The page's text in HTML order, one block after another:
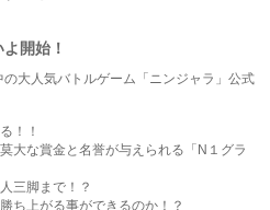
開始！
大人気バトルゲーム「ニンジャラ」公式
！！
大な賞金と名誉が与えられる「N１グラ
三脚まで！？
ち上がる事ができるのか！？